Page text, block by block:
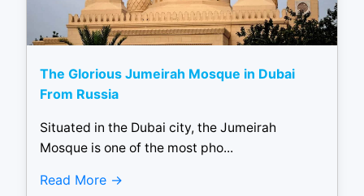
The Glorious Jumeirah Mosque in Dubai
From Russia
Situated in the Dubai city, the Jumeirah
Mosque is one of the most pho...
Read More